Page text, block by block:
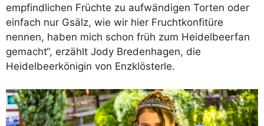
empfindlichen Früchte zu aufwändigen Torten oder
einfach nur Gsälz, wie wir hier Fruchtkonfitüre
nennen, haben mich schon früh zum Heidelbeerfan
gemacht“, erzählt Jody Bredenhagen, die
Heidelbeerkönigin von Enzklösterle.